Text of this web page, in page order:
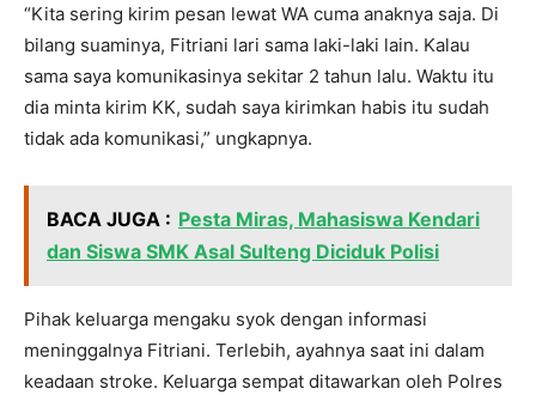
“Kita sering kirim pesan lewat WA cuma anaknya saja. Di
bilang suaminya, Fitriani lari sama laki-laki lain. Kalau
sama saya komunikasinya sekitar 2 tahun lalu. Waktu itu
dia minta kirim KK, sudah saya kirimkan habis itu sudah
tidak ada komunikasi,” ungkapnya.
BACA JUGA : Pesta Miras, Mahasiswa Kendari
dan Siswa SMK Asal Sulteng Diciduk Polisi
Pihak keluarga mengaku syok dengan informasi
meninggalnya Fitriani. Terlebih, ayahnya saat ini dalam
keadaan stroke. Keluarga sempat ditawarkan oleh Polres